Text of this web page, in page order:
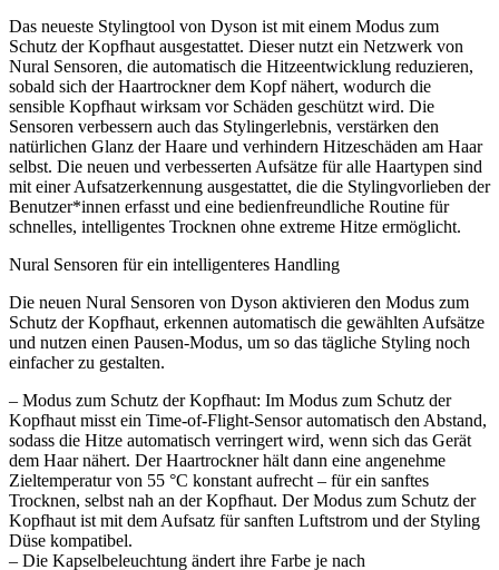
Das neueste Stylingtool von Dyson ist mit einem Modus zum
Schutz der Kopfhaut ausgestattet. Dieser nutzt ein Netzwerk von
Nural Sensoren, die automatisch die Hitzeentwicklung reduzieren,
sobald sich der Haartrockner dem Kopf nähert, wodurch die
sensible Kopfhaut wirksam vor Schäden geschützt wird. Die
Sensoren verbessern auch das Stylingerlebnis, verstärken den
natürlichen Glanz der Haare und verhindern Hitzeschäden am Haar
selbst. Die neuen und verbesserten Aufsätze für alle Haartypen sind
mit einer Aufsatzerkennung ausgestattet, die die Stylingvorlieben der
Benutzer*innen erfasst und eine bedienfreundliche Routine für
schnelles, intelligentes Trocknen ohne extreme Hitze ermöglicht.
Nural Sensoren für ein intelligenteres Handling
Die neuen Nural Sensoren von Dyson aktivieren den Modus zum
Schutz der Kopfhaut, erkennen automatisch die gewählten Aufsätze
und nutzen einen Pausen-Modus, um so das tägliche Styling noch
einfacher zu gestalten.
– Modus zum Schutz der Kopfhaut: Im Modus zum Schutz der
Kopfhaut misst ein Time-of-Flight-Sensor automatisch den Abstand,
sodass die Hitze automatisch verringert wird, wenn sich das Gerät
dem Haar nähert. Der Haartrockner hält dann eine angenehme
Zieltemperatur von 55 °C konstant aufrecht – für ein sanftes
Trocknen, selbst nah an der Kopfhaut. Der Modus zum Schutz der
Kopfhaut ist mit dem Aufsatz für sanften Luftstrom und der Styling
Düse kompatibel.
– Die Kapselbeleuchtung ändert ihre Farbe je nach